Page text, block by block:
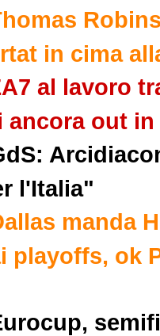
in cima
al lavoro
out in
l'Italia"
manda
playoffs, ok